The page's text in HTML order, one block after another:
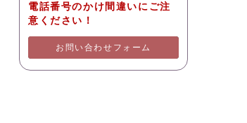
電話番号のかけ間違いにご注
意ください！
お問い合わせフォーム